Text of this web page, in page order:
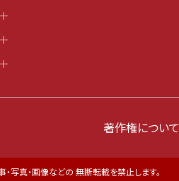
著作権について
写真・画像などの 無断転載を禁止します。